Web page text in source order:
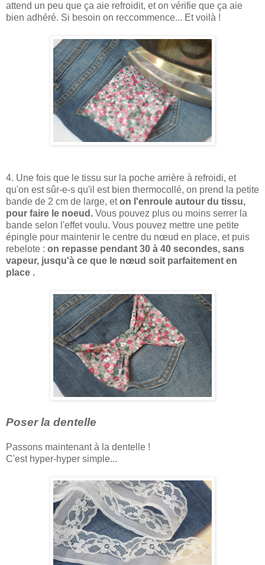
attend un peu que ça aie refroidit, et on vérifie que ça aie
bien adhéré. Si besoin on reccommence... Et voilà !
4. Une fois que le tissu sur la poche arrière à refroidi, et
qu'on est sûr-e-s qu'il est bien thermocollé, on prend la petite
bande de 2 cm de large, eton l'enroule autour du tissu,
pour faire le noeud. Vous pouvez plus ou moins serrer la
bande selon l'effet voulu. Vous pouvez mettre une petite
épingle pour maintenir le centre du nœud en place, et puis
rebelote : on repasse pendant 30 à 40 secondes, sans
vapeur, jusqu'à ce que le nœud soit parfaitement en
place .
Poser la dentelle
Passons maintenant à la dentelle !
C'est hyper-hyper simple...